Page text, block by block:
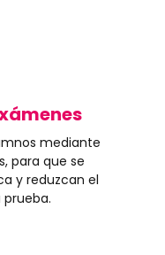
mediante
para que se
y reduzcan el